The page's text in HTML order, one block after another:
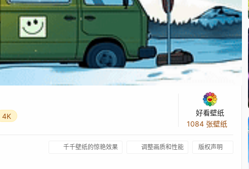
4K
好看壁纸
1084 张壁纸
千千壁纸的惊艳效果 调整画质和性能 版权声明